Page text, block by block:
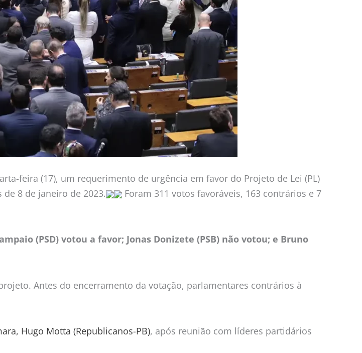
feira (17), um requerimento de urgência em favor do Projeto de Lei (PL)
8 de janeiro de 2023.
Foram 311 votos favoráveis, 163 contrários e 7
(PSD) votou a favor; Jonas Donizete (PSB) não votou; e Bruno
Antes do encerramento da votação, parlamentares contrários à
Hugo Motta (Republicanos-PB), após reunião com líderes partidários